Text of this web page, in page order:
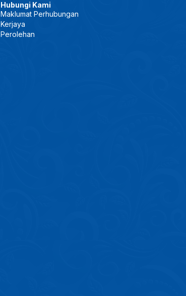
Hubungi Kami
Maklumat Perhubungan
Kerjaya
Perolehan